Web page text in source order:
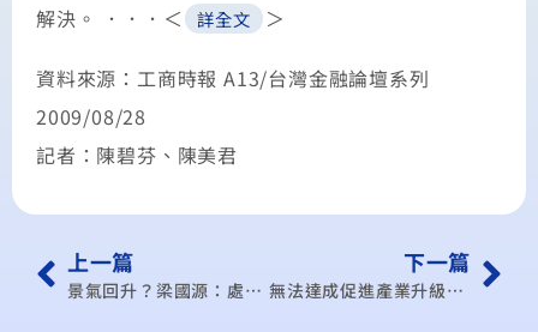
解決。 ．．．＜
詳全文 ＞
資料來源：工商時報 A13/台灣金融論壇系列
2009/08/28
記者：陳碧芬、陳美君
上一篇
景氣回升？梁國源：處於不安狀態
下一篇
無法達成促進產業升級目的